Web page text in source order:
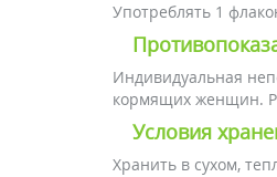
Употреблять 1
Индивидуальная
кормящих женщин.
Условия
Хранить в сухом,